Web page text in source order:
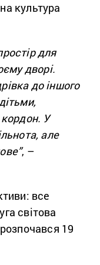
культура
для
дворі.
до іншого
кордон. У
але
, –
все
світова
19